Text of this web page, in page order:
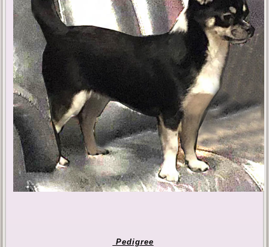
Pedigree